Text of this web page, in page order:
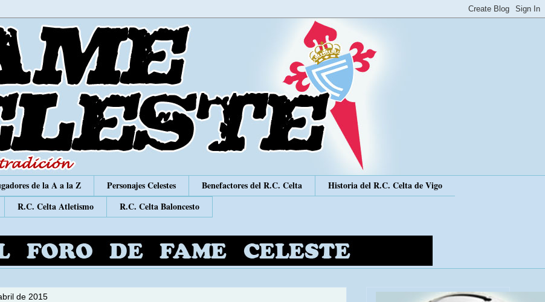
de la A a la Z Personajes Celestes Benefactores del R.C. Celta
Historia del R.C. Celta de Vigo
R.C. Celta Atletismo R.C. Celta Baloncesto
de 2015